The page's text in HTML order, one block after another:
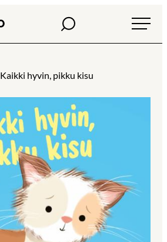
Haku
Kaikki hyvin, pikku kisu